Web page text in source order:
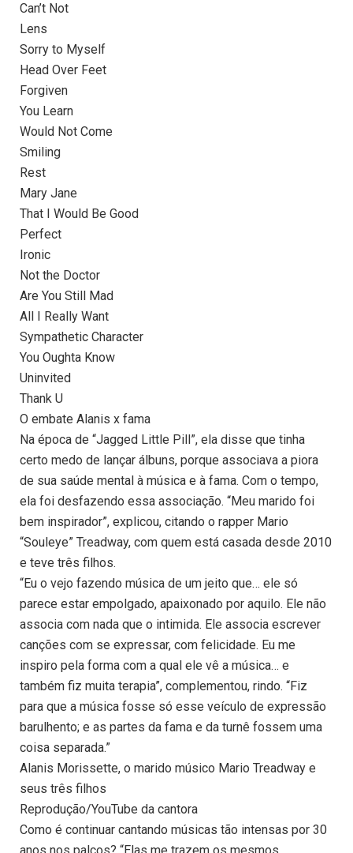
Can’t Not
Lens
Sorry to Myself
Head Over Feet
Forgiven
You Learn
Would Not Come
Smiling
Rest
Mary Jane
That I Would Be Good
Perfect
Ironic
Not the Doctor
Are You Still Mad
All I Really Want
Sympathetic Character
You Oughta Know
Uninvited
Thank U
O embate Alanis x fama
Na época de “Jagged Little Pill”, ela disse que tinha
certo medo de lançar álbuns, porque associava a piora
de sua saúde mental à música e à fama. Com o tempo,
ela foi desfazendo essa associação. “Meu marido foi
bem inspirador”, explicou, citando o rapper Mario
“Souleye” Treadway, com quem está casada desde 2010
e teve três filhos.
“Eu o vejo fazendo música de um jeito que… ele só
parece estar empolgado, apaixonado por aquilo. Ele não
associa com nada que o intimida. Ele associa escrever
canções com se expressar, com felicidade. Eu me
inspiro pela forma com a qual ele vê a música… e
também fiz muita terapia”, complementou, rindo. “Fiz
para que a música fosse só esse veículo de expressão
barulhento; e as partes da fama e da turnê fossem uma
coisa separada.”
Alanis Morissette, o marido músico Mario Treadway e
seus três filhos
Reprodução/YouTube da cantora
Como é continuar cantando músicas tão intensas por 30